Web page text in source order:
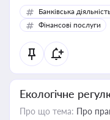
Банківська
Фінансові послуги
Екологічне
Про що тема: Про